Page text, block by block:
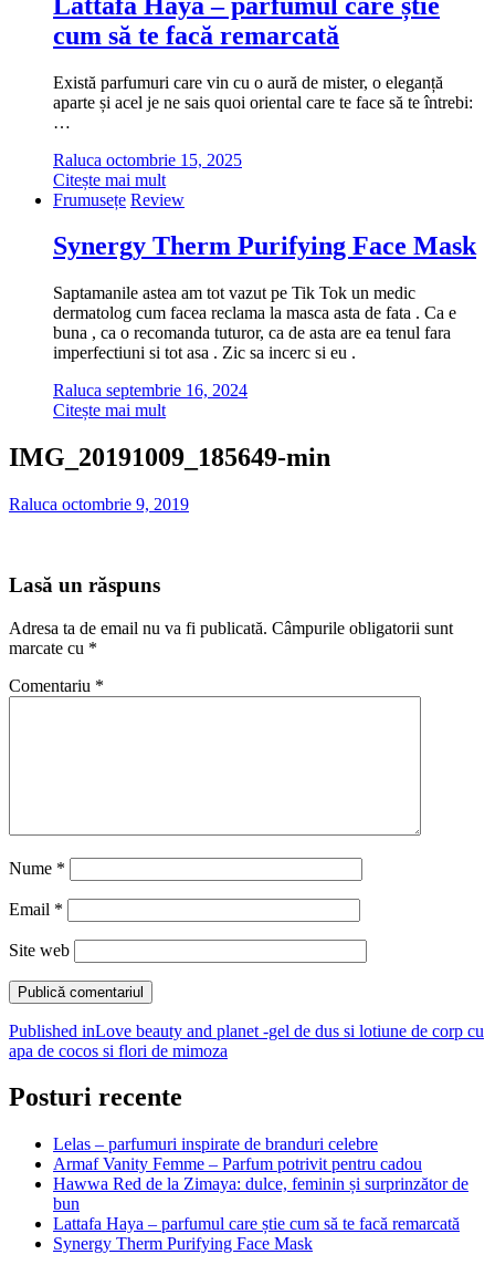
cum să te facă remarcată
Există parfumuri care vin cu o aură de mister, o eleganță
aparte și acel je ne sais quoi oriental care te face să te întrebi:
…
Raluca octombrie 15, 2025
Citește mai mult
Frumusețe Review
Synergy Therm Purifying Face Mask
Saptamanile astea am tot vazut pe Tik Tok un medic
dermatolog cum facea reclama la masca asta de fata . Ca e
buna , ca o recomanda tuturor, ca de asta are ea tenul fara
imperfectiuni si tot asa . Zic sa incerc si eu .
Raluca septembrie 16, 2024
Citește mai mult
IMG_20191009_185649-min
Raluca octombrie 9, 2019
Lasă un răspuns
Adresa ta de email nu va fi publicată. Câmpurile obligatorii sunt
marcate cu *
Comentariu *
Nume *
Email *
Site web
Navigare
în
articole
Published inLove beauty and planet -gel de dus si lotiune de corp cu
apa de cocos si flori de mimoza
Posturi recente
Lelas – parfumuri inspirate de branduri celebre
Armaf Vanity Femme – Parfum potrivit pentru cadou
Hawwa Red de la Zimaya: dulce, feminin și surprinzător de
bun
Lattafa Haya – parfumul care știe cum să te facă remarcată
Synergy Therm Purifying Face Mask